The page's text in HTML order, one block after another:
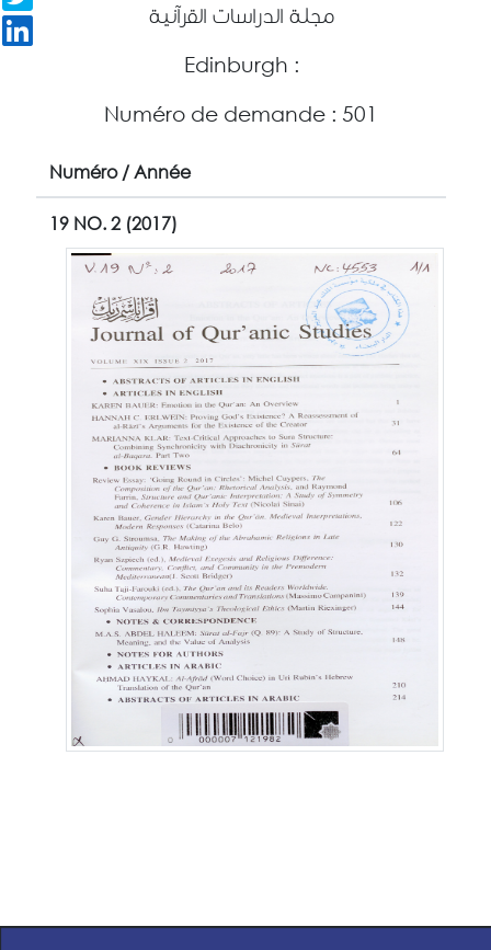
مجلة الدراسات القرآنية
Edinburgh :
Numéro de demande : 501
Numéro / Année
19 NO. 2 (2017)